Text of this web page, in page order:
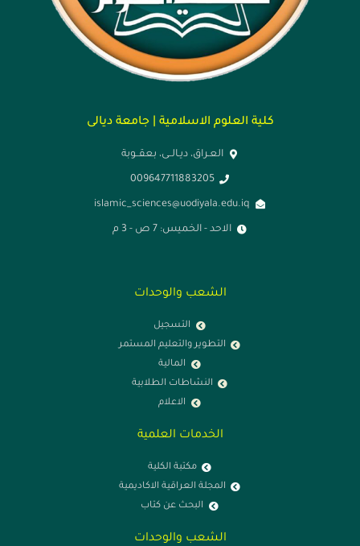
كلية العلوم الاسلامية | جامعة ديالى
العـراق، ديـالــى، بعقــوبة
009647711883205
islamic_sciences@uodiyala.edu.iq
الاحد - الخميس: 7 ص - 3 م
الشعب والوحدات
التطوير والتعليم المستمر
النشاطات الطلابية
الخدمات العلمية
المجلة العراقية الاكاديمية
البحث عن كتاب
الشعب والوحدات